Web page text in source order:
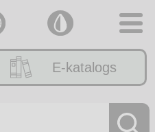
E-katalogs